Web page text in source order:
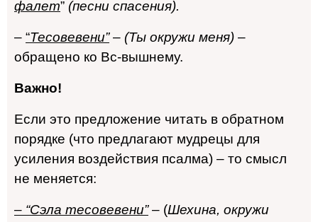
фалет” (песни спасения).
– “Тесовевени”– (Ты окружи меня) –
обращено ко Вс-вышнему.
Важно!
Если это предложение читать в обратном
порядке (что предлагают мудрецы для
усиления воздействия псалма) – то смысл
не меняется:
– “Сэла тесовевени”– (Шехина, окружи